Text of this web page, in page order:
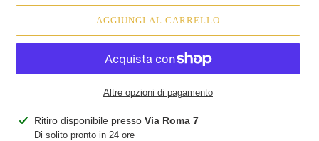
AGGIUNGI AL CARRELLO
Altre opzioni di pagamento
Inserimento
Ritiro disponibile presso Via Roma 7
Di solito pronto in 24 ore